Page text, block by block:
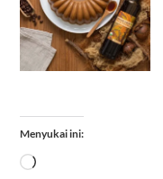
Menyukai ini:
Memuat...